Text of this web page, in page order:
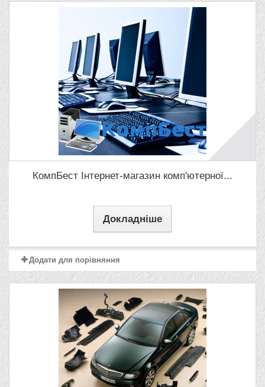
КомпБест Інтернет-магазин комп'ютерної...
Докладніше
Додати для порівняння